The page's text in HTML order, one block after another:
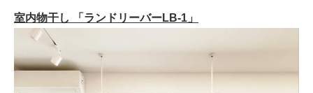
室内物干し 「ランドリーバーLB-1」